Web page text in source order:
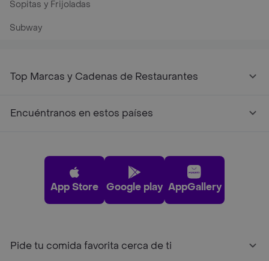
Sopitas y Frijoladas
Subway
Top Marcas y Cadenas de Restaurantes
Encuéntranos en estos países
App Store Google play AppGallery
Pide tu comida favorita cerca de ti